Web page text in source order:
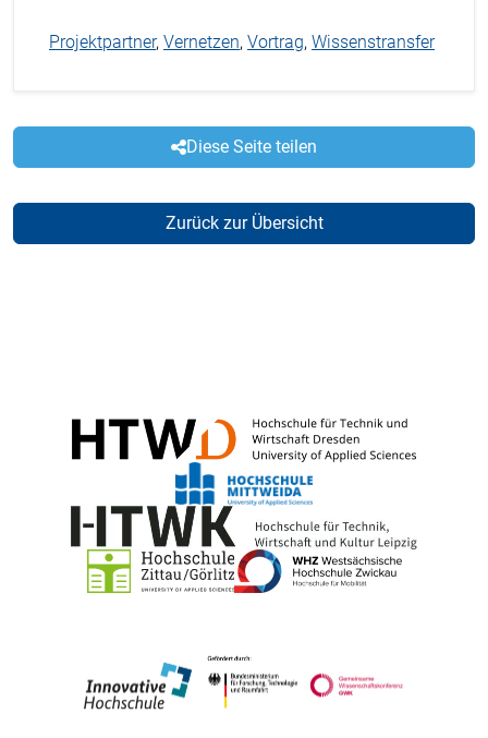
Projektpartner, Vernetzen, Vortrag, Wissenstransfer
Diese Seite teilen
Zurück zur Übersicht